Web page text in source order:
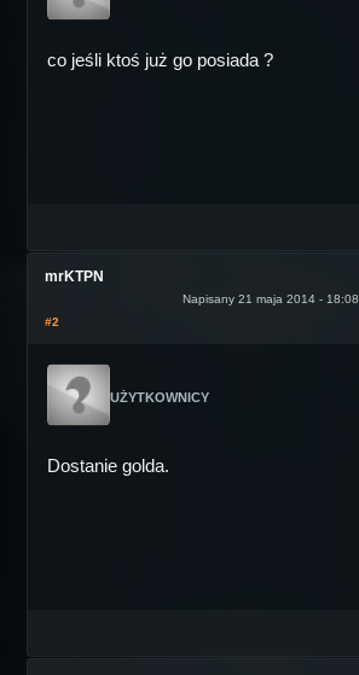
co jeśli ktoś już go posiada ?
mrKTPN
Napisany 21 maja 2014 - 18:08
#2
UŻYTKOWNICY
Dostanie golda.